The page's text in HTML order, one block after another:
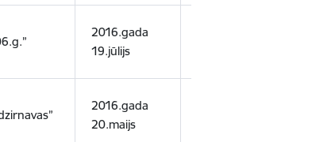
2016.gada
19.jūlijs
2016.gada
20.maijs